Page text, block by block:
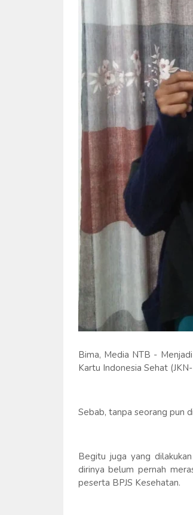
Bima, Media NTB -
Kartu Indonesia Sehat
Sebab, tanpa seorang pun
Begitu juga yang
dirinya belum pernah
peserta BPJS Kesehatan.